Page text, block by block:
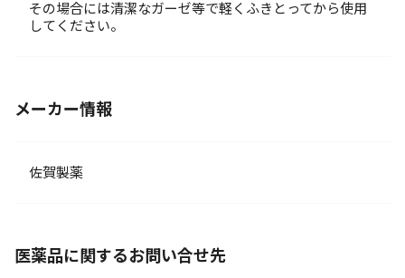
その場合には清潔なガーゼ等で軽くふきとってから使用
してください。
メーカー情報
佐賀製薬
医薬品に関するお問い合せ先